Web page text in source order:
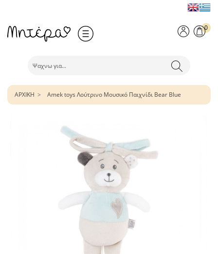
0
ΑΡΧΙΚΗ Amek toys Λούτρινο Μουσικό Παιχνίδι Bear Blue